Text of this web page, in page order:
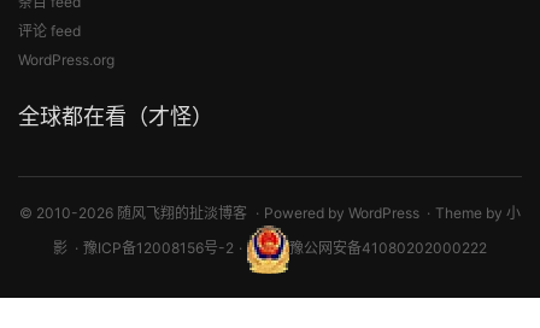
评论 feed
WordPress.org
全球都在看（才怪）
© 2010-2026 随风飞翔的扯淡博客 Powered by WordPress Theme by 小
影
豫ICP备12008156号-2 豫公网安备41080202000222